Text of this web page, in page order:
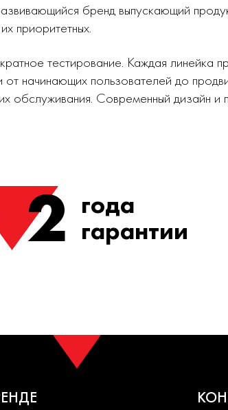
бренд выпускающий
приоритетных.
тестирование. Каждая линейка
начинающих пользователей до
обслуживания. Современный дизайн
2 года
гарантии